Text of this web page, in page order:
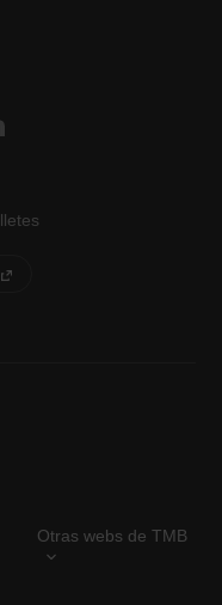
Otras webs de TMB